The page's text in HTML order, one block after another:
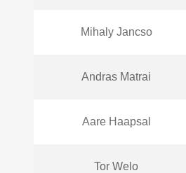
Mihaly Jancso
Andras Matrai
Aare Haapsal
Tor Welo